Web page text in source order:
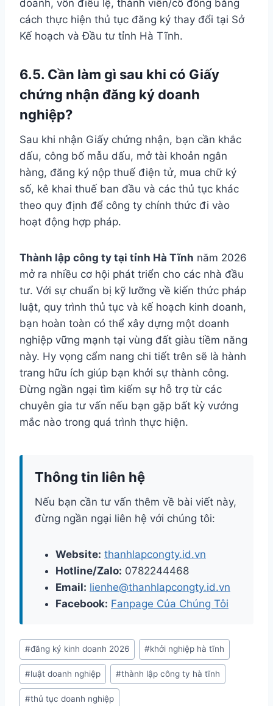
doanh, vốn điều lệ, thành viên/cổ đông bằng
cách thực hiện thủ tục đăng ký thay đổi tại Sở
Kế hoạch và Đầu tư tỉnh Hà Tĩnh.
6.5. Cần làm gì sau khi có Giấy
chứng nhận đăng ký doanh
nghiệp?
Sau khi nhận Giấy chứng nhận, bạn cần khắc
dấu, công bố mẫu dấu, mở tài khoản ngân
hàng, đăng ký nộp thuế điện tử, mua chữ ký
số, kê khai thuế ban đầu và các thủ tục khác
theo quy định để công ty chính thức đi vào
hoạt động hợp pháp.
Thành lập công ty tại tỉnh Hà Tĩnh năm 2026
mở ra nhiều cơ hội phát triển cho các nhà đầu
tư. Với sự chuẩn bị kỹ lưỡng về kiến thức pháp
luật, quy trình thủ tục và kế hoạch kinh doanh,
bạn hoàn toàn có thể xây dựng một doanh
nghiệp vững mạnh tại vùng đất giàu tiềm năng
này. Hy vọng cẩm nang chi tiết trên sẽ là hành
trang hữu ích giúp bạn khởi sự thành công.
Đừng ngần ngại tìm kiếm sự hỗ trợ từ các
chuyên gia tư vấn nếu bạn gặp bất kỳ vướng
mắc nào trong quá trình thực hiện.
Thông tin liên hệ
Nếu bạn cần tư vấn thêm về bài viết này,
đừng ngần ngại liên hệ với chúng tôi:
Website: thanhlapcongty.id.vn
Hotline/Zalo: 0782244468
Email: lienhe@thanhlapcongty.id.vn
Facebook: Fanpage Của Chúng Tôi
Post
Tags:
#đăng ký kinh doanh 2026 #khởi nghiệp hà tĩnh
#luật doanh nghiệp #thành lập công ty hà tĩnh
#thủ tục doanh nghiệp